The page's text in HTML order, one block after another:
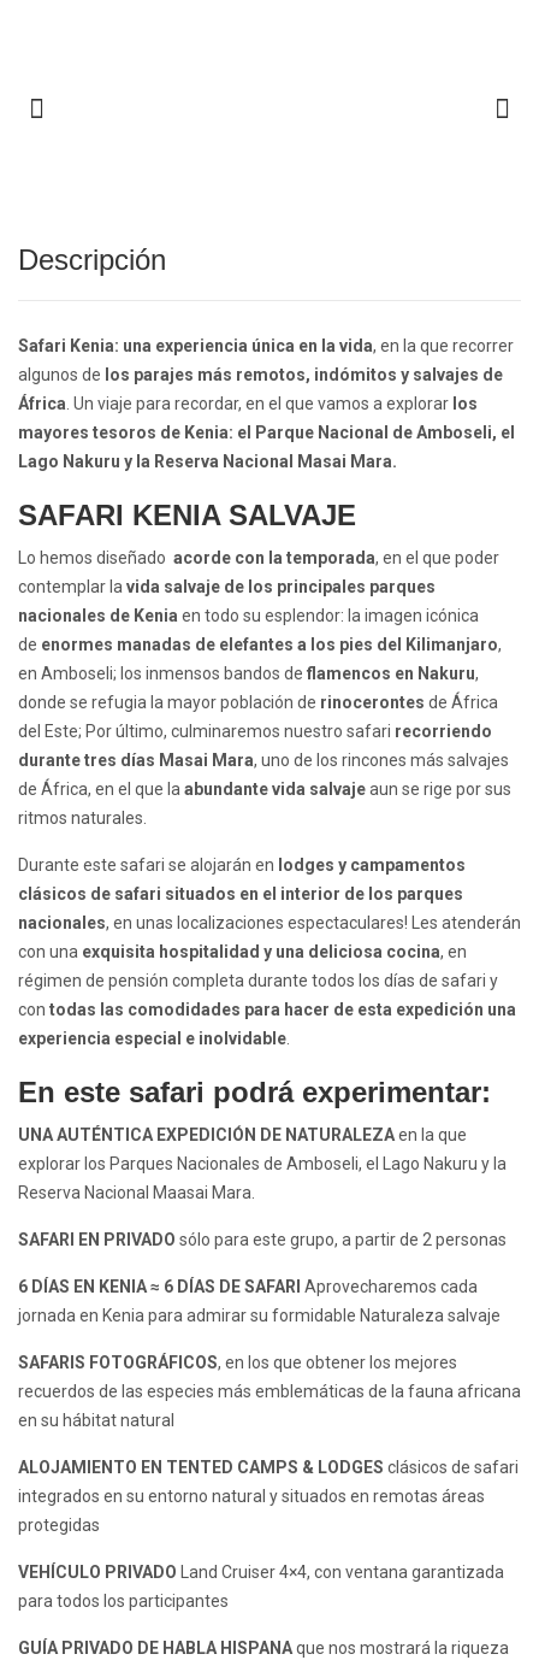
Descripción
Safari Kenia: una experiencia única en la vida, en la que recorrer
algunos de los parajes más remotos, indómitos y salvajes de
África. Un viaje para recordar, en el que vamos a explorar los
mayores tesoros de Kenia: el Parque Nacional de Amboseli, el
Lago Nakuru y la Reserva Nacional
Masai Mara.
SAFARI KENIA SALVAJE
Lo hemos diseñado acorde con la temporada, en el que poder
contemplar lavida salvaje de los principales parques
nacionales de Kenia en todo su esplendor: la imagen icónica
de enormes manadas de elefantes a los pies del Kilimanjaro,
en Amboseli; los inmensos bandos de flamencos en Nakuru,
donde se refugia la mayor población de rinocerontes de África
del Este; Por último, culminaremos nuestro safari recorriendo
durante tres días Masai Mara, uno de los rincones más salvajes
de África, en el que laabundante vida salvajeaun se rige por sus
ritmos naturales.
Durante este safari se alojarán en lodges y campamentos
clásicos de safari situados en el interior de los parques
nacionales, en unas localizaciones espectaculares! Les atenderán
con una exquisita hospitalidad y una deliciosa cocina, en
régimen de pensión completa durante todos los días de safari y
con todas las comodidades para hacer de esta expedición una
experiencia especial e inolvidable.
En este safari podrá experimentar:
UNA AUTÉNTICA EXPEDICIÓN DE NATURALEZAen la que
explorar los Parques Nacionales de Amboseli, el Lago Nakuru y la
Reserva Nacional Maasai Mara.
SAFARI EN PRIVADO sólo para este grupo, a partir de 2 personas
6 DÍAS EN KENIA ≈ 6 DÍAS DE SAFARI Aprovecharemos cada
jornada en Kenia para admirar su formidable Naturaleza salvaje
SAFARIS FOTOGRÁFICOS, en los que obtener los mejores
recuerdos de las especies más emblemáticas de la fauna africana
en su hábitat natural
ALOJAMIENTO EN TENTED CAMPS & LODGES clásicos de safari
integrados en su entorno natural y situados en remotas áreas
protegidas
VEHÍCULO PRIVADO Land Cruiser 4×4, con ventana garantizada
para todos los participantes
GUÍA PRIVADO DE HABLA HISPANAque nos mostrará la riqueza